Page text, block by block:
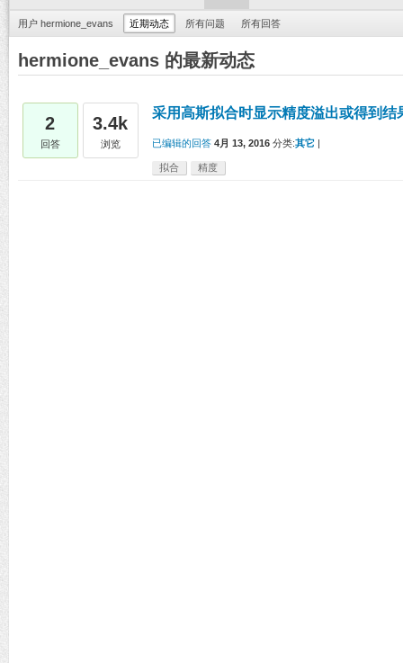
用户 hermione_evans 近期动态 所有问题 所有回答
hermione_evans 的最新动态
2
回答
3.4k
浏览
采用高斯拟合时显示精度溢出或得到
已编辑的回答 4月 13, 2016 分类:其它
拟合 精度